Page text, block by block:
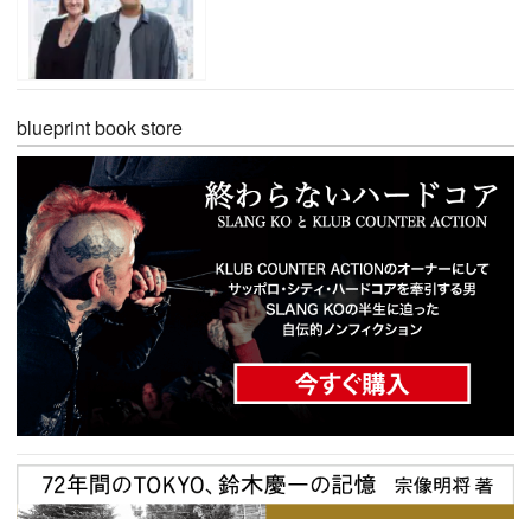
blueprint book store